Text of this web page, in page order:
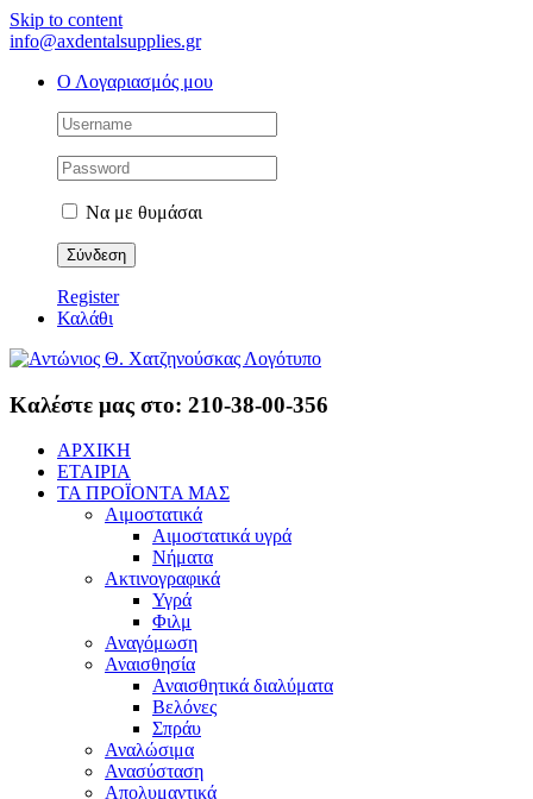
Skip to content
info@axdentalsupplies.gr
Ο Λογαριασμός μου
Να με θυμάσαι
Register
Καλάθι
Καλέστε μας στο: 210-38-00-356
ΑΡΧΙΚΗ
ΕΤΑΙΡΙΑ
ΤΑ ΠΡΟΪΟΝΤΑ ΜΑΣ
Αιμοστατικά
Αιμοστατικά υγρά
Νήματα
Ακτινογραφικά
Υγρά
Φιλμ
Αναγόμωση
Αναισθησία
Αναισθητικά διαλύματα
Βελόνες
Σπράυ
Αναλώσιμα
Ανασύσταση
Απολυμαντικά